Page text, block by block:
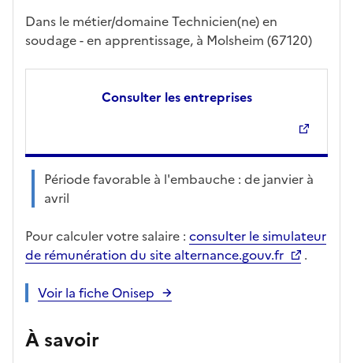
Dans le métier/domaine Technicien(ne) en
soudage - en apprentissage, à Molsheim (67120)
Consulter les entreprises
Période favorable à l'embauche : de janvier à
avril
Pour calculer votre salaire : consulter le simulateur
de rémunération du site alternance.gouv.fr
.
Voir la fiche Onisep
À savoir